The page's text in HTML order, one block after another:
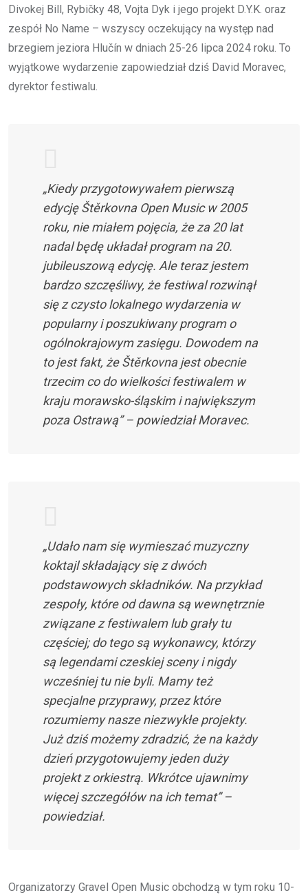
Divokej Bill, Rybičky 48, Vojta Dyk i jego projekt D.Y.K. oraz
zespół No Name – wszyscy oczekujący na występ nad
brzegiem jeziora Hlučín w dniach 25-26 lipca 2024 roku. To
wyjątkowe wydarzenie zapowiedział dziś David Moravec,
dyrektor festiwalu.
„Kiedy przygotowywałem pierwszą
edycję Štěrkovna Open Music w 2005
roku, nie miałem pojęcia, że za 20 lat
nadal będę układał program na 20.
jubileuszową edycję. Ale teraz jestem
bardzo szczęśliwy, że festiwal rozwinął
się z czysto lokalnego wydarzenia w
popularny i poszukiwany program o
ogólnokrajowym zasięgu. Dowodem na
to jest fakt, że Štěrkovna jest obecnie
trzecim co do wielkości festiwalem w
kraju morawsko-śląskim i największym
poza Ostrawą” – powiedział Moravec.
„Udało nam się wymieszać muzyczny
koktajl składający się z dwóch
podstawowych składników. Na przykład
zespoły, które od dawna są wewnętrznie
związane z festiwalem lub grały tu
częściej; do tego są wykonawcy, którzy
są legendami czeskiej sceny i nigdy
wcześniej tu nie byli. Mamy też
specjalne przyprawy, przez które
rozumiemy nasze niezwykłe projekty.
Już dziś możemy zdradzić, że na każdy
dzień przygotowujemy jeden duży
projekt z orkiestrą. Wkrótce ujawnimy
więcej szczegółów na ich temat” –
powiedział.
Organizatorzy Gravel Open Music obchodzą w tym roku 10-